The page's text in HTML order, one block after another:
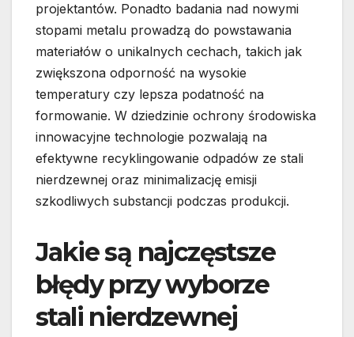
projektantów. Ponadto badania nad nowymi
stopami metalu prowadzą do powstawania
materiałów o unikalnych cechach, takich jak
zwiększona odporność na wysokie
temperatury czy lepsza podatność na
formowanie. W dziedzinie ochrony środowiska
innowacyjne technologie pozwalają na
efektywne recyklingowanie odpadów ze stali
nierdzewnej oraz minimalizację emisji
szkodliwych substancji podczas produkcji.
Jakie są najczęstsze
błędy przy wyborze
stali nierdzewnej